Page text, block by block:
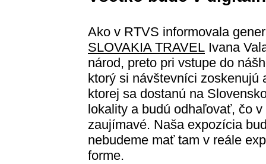
Ako v RTVS informovala
SLOVAKIA TRAVEL Ivana
národ, preto pri vstupe do
ktorý si návštevníci
ktorej sa dostanú na
lokality a budú odhaľovať, čo
zaujímavé. Naša expozícia
nebudeme mať tam v reále
forme.